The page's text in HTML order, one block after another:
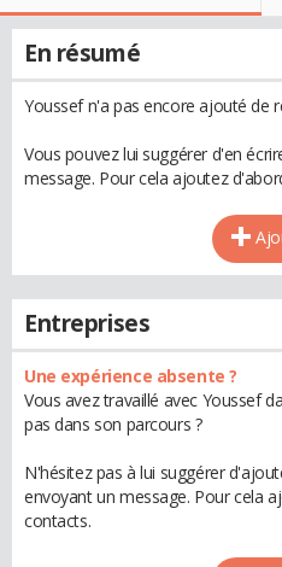
En résumé
Youssef n'a pas encore ajouté de
Vous pouvez lui suggérer d'en
message. Pour cela ajoutez
Entreprises
Une expérience absente ?
Vous avez travaillé avec Youssef
pas dans son parcours ?
N'hésitez pas à lui suggérer
envoyant un message. Pour cela
contacts.